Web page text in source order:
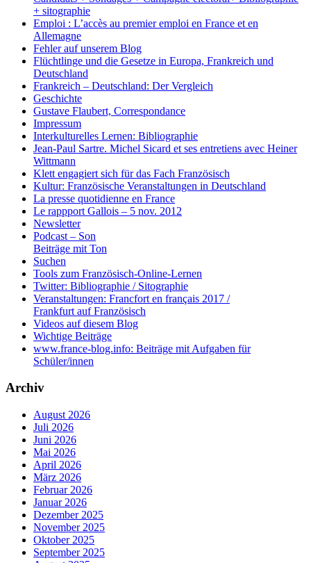
+ sitographie
Emploi : L’accès au premier emploi en France et en
Allemagne
Fehler auf unserem Blog
Flüchtlinge und die Gesetze in Europa, Frankreich und
Deutschland
Frankreich – Deutschland: Der Vergleich
Geschichte
Gustave Flaubert, Correspondance
Impressum
Interkulturelles Lernen: Bibliographie
Jean-Paul Sartre. Michel Sicard et ses entretiens avec Heiner
Wittmann
Klett engagiert sich für das Fach Französisch
Kultur: Französische Veranstaltungen in Deutschland
La presse quotidienne en France
Le rappport Gallois – 5 nov. 2012
Newsletter
Podcast – Son
Beiträge mit Ton
Suchen
Tools zum Französisch-Online-Lernen
Twitter: Bibliographie / Sitographie
Veranstaltungen: Francfort en français 2017 /
Frankfurt auf Französisch
Videos auf diesem Blog
Wichtige Beiträge
www.france-blog.info: Beiträge mit Aufgaben für
Schüler/innen
Archiv
August 2026
Juli 2026
Juni 2026
Mai 2026
April 2026
März 2026
Februar 2026
Januar 2026
Dezember 2025
November 2025
Oktober 2025
September 2025